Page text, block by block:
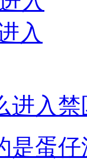
进入
是蛋